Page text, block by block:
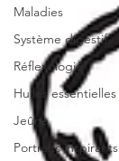
Maladies
Système digestif
Réflexologie
Huiles essentielles
Jeûne
Portraits inspirants